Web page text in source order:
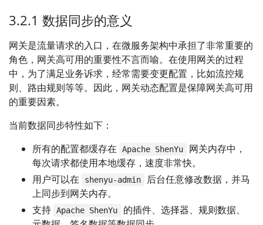
3.2.1 数据同步的意义
网关是流量请求的入口，在微服务架构中承担了非常重要的
角色，网关高可用的重要性不言而喻。在使用网关的过程
中，为了满足业务诉求，经常需要变更配置，比如流控规
则、路由规则等等。因此，网关动态配置是保障网关高可用
的重要因素。
当前数据同步特性如下：
所有的配置都缓存在
Apache ShenYu
网关内存中，
每次请求都使用本地缓存，速度非常快。
用户可以在
shenyu-admin
后台任意修改数据，并马
上同步到网关内存。
支持 Apache ShenYu
的插件、选择器、规则数据、